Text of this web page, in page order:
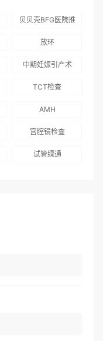
贝贝壳BFG医院推
放环
中期妊娠引产术
TCT检查
AMH
宫腔镜检查
试管绿通